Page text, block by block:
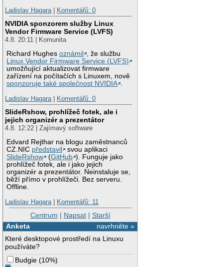
Ladislav Hagara| Komentářů: 0
NVIDIA sponzorem služby Linux
Vendor Firmware Service (LVFS)
4.8. 20:11 | Komunita
Richard Hughesoznámil
, že službu
Linux Vendor Firmware Service (LVFS)
umožňující aktualizovat firmware
zařízení na počítačích s Linuxem, nově
sponzoruje také společnost NVIDIA .
Ladislav Hagara| Komentářů: 0
SlideRshow, prohlížeč fotek, ale i
jejich organizér a prezentátor
4.8. 12:22 | Zajímavý software
Edvard Rejthar na blogu zaměstnanců
CZ.NIC představil
svou aplikaci
SlideRshow
(GitHub ). Funguje jako
prohlížeč fotek, ale i jako jejich
organizér a prezentátor. Neinstaluje se,
běží přímo v prohlížeči. Bez serveru.
Offline.
Ladislav Hagara| Komentářů: 11
Centrum | Napsat| Starší
navrhněte »
Anketa
Které desktopové prostředí na Linuxu
používáte?
Budgie (10%)